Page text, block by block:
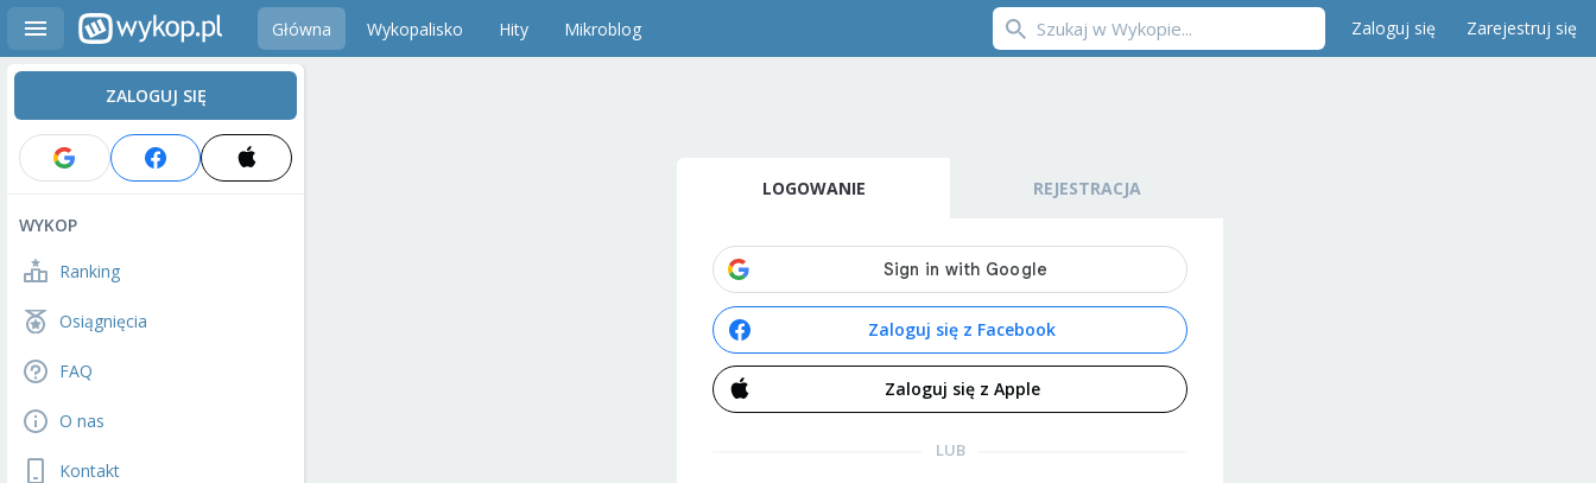
Główna Wykopalisko Hity Mikroblog Zaloguj się Zarejestruj się
ZALOGUJ SIĘ
WYKOP
Ranking
Osiągnięcia
FAQ
O nas
Kontakt
LOGOWANIE REJESTRACJA
Zaloguj się z Facebook
Zaloguj się z Apple
LUB